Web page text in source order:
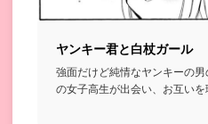
ヤンキー君と白杖ガール
強面だけど純情なヤンキーの
の女子高生が出会い、お互い